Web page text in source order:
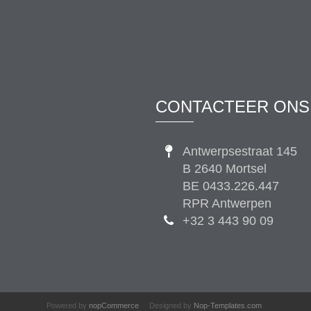
CONTACTEER ONS
Antwerpsestraat 145
B 2640 Mortsel
BE 0433.226.447
RPR Antwerpen
+32 3 443 90 09
Powered by nopCommerce Designed by Nop-Templates.com